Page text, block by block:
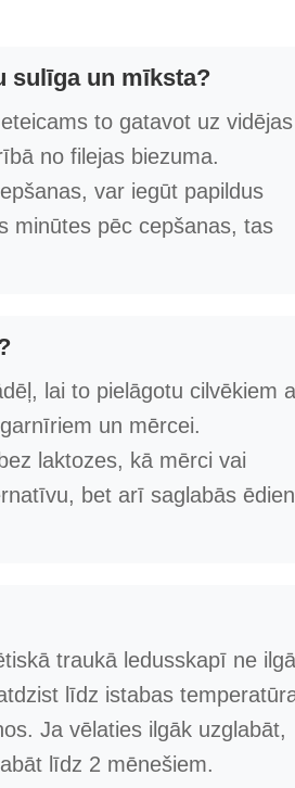
sulīga un mīksta?
to gatavot uz vidējas
no filejas biezuma.
var iegūt papildus
minūtes pēc cepšanas, tas
lai to pielāgotu cilvēkiem
un mērcei.
laktozes, kā mērci vai
bet arī saglabās
traukā ledusskapī ne
līdz istabas
Ja vēlaties ilgāk uzglabāt,
līdz 2 mēnešiem.